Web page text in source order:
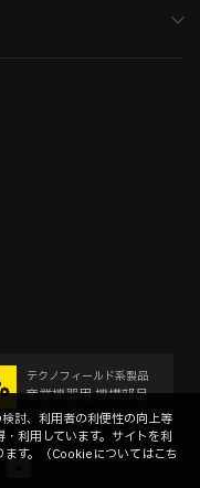
テクノフィールド系製品
産業機器用 機構部品
討、利用者の利便性の向上等
利用しています。サイトを利
す。（Cookieについてはこち